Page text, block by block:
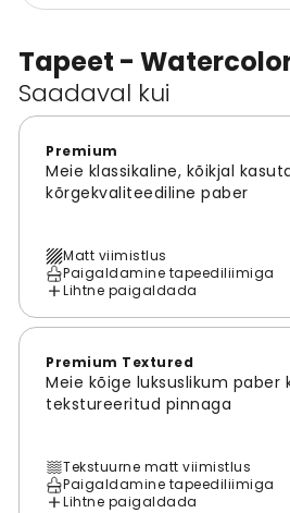
Tapeet -
Saadaval kui
Premium
Meie klassikaline, kõikjal
kõrgekvaliteediline paber
Matt viimistlus
Paigaldamine tapeediliimiga
Lihtne paigaldada
Premium Textured
Meie kõige luksuslikum paber
tekstureeritud pinnaga
Tekstuurne matt viimistlus
Paigaldamine tapeediliimiga
Lihtne paigaldada